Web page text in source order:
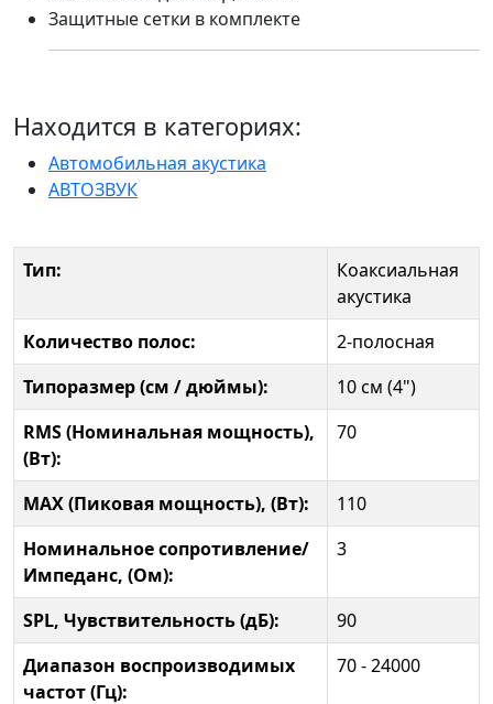
Защитные сетки в комплекте
Находится в категориях:
Автомобильная акустика
АВТОЗВУК
Тип:
Коаксиальная
акустика
Количество полос:
2-полосная
Типоразмер (см / дюймы):
10 см (4")
RMS (Номинальная мощность),
(Вт):
70
MAX (Пиковая мощность), (Вт):
110
Номинальное сопротивление/
Импеданс, (Ом):
3
SPL, Чувствительность (дБ):
90
Диапазон воспроизводимых
частот (Гц):
70 - 24000